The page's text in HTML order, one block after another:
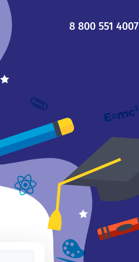
8 800 551 4007